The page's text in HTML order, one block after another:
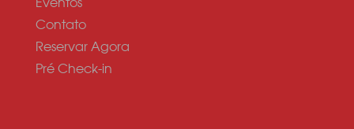
Contato
Reservar Agora
Pré Check-in